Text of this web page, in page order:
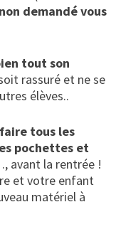
demandé vous
tout son
rassuré et ne se
élèves..
tous les
pochettes et
avant la rentrée !
et votre enfant
matériel à